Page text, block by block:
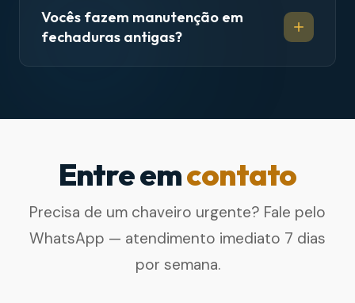
Vocês fazem manutenção em
fechaduras antigas?
Entre emcontato
Precisa de um chaveiro urgente? Fale pelo
WhatsApp — atendimento imediato 7 dias
por semana.